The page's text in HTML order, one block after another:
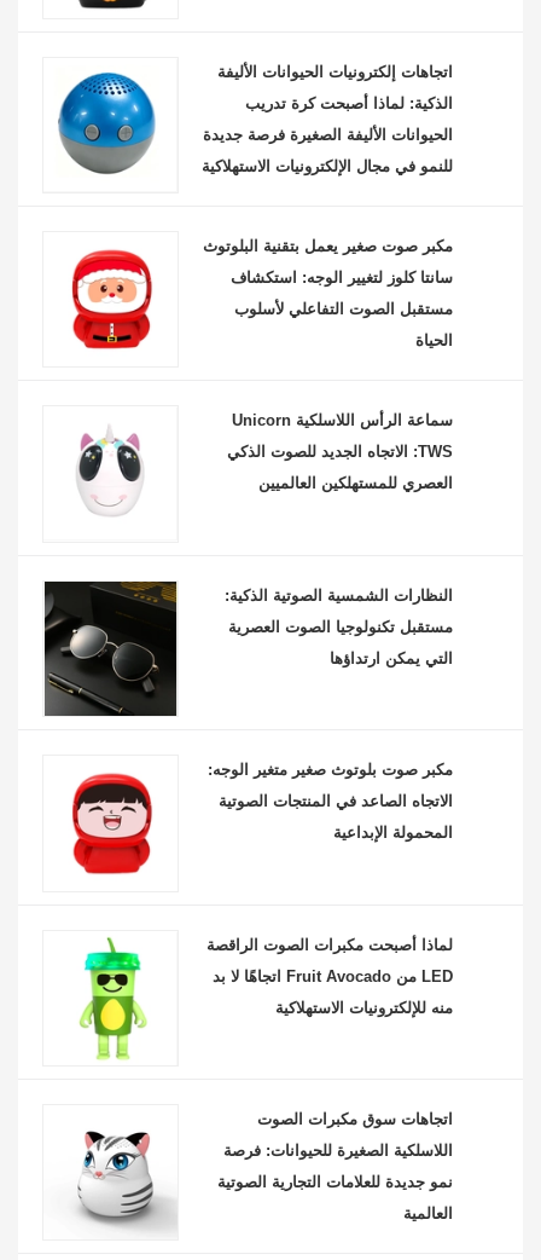
اتجاهات إلكترونيات الحيوانات الأليفة
الذكية: لماذا أصبحت كرة تدريب
الحيوانات الأليفة الصغيرة فرصة جديدة
للنمو في مجال الإلكترونيات الاستهلاكية
مكبر صوت صغير يعمل بتقنية البلوتوث
سانتا كلوز لتغيير الوجه: استكشاف
مستقبل الصوت التفاعلي لأسلوب
الحياة
سماعة الرأس اللاسلكية Unicorn
TWS: الاتجاه الجديد للصوت الذكي
العصري للمستهلكين العالميين
النظارات الشمسية الصوتية الذكية:
مستقبل تكنولوجيا الصوت العصرية
التي يمكن ارتداؤها
مكبر صوت بلوتوث صغير متغير الوجه:
الاتجاه الصاعد في المنتجات الصوتية
المحمولة الإبداعية
لماذا أصبحت مكبرات الصوت الراقصة
LED من Fruit Avocado اتجاهًا لا بد
منه للإلكترونيات الاستهلاكية
اتجاهات سوق مكبرات الصوت
اللاسلكية الصغيرة للحيوانات: فرصة
نمو جديدة للعلامات التجارية الصوتية
العالمية